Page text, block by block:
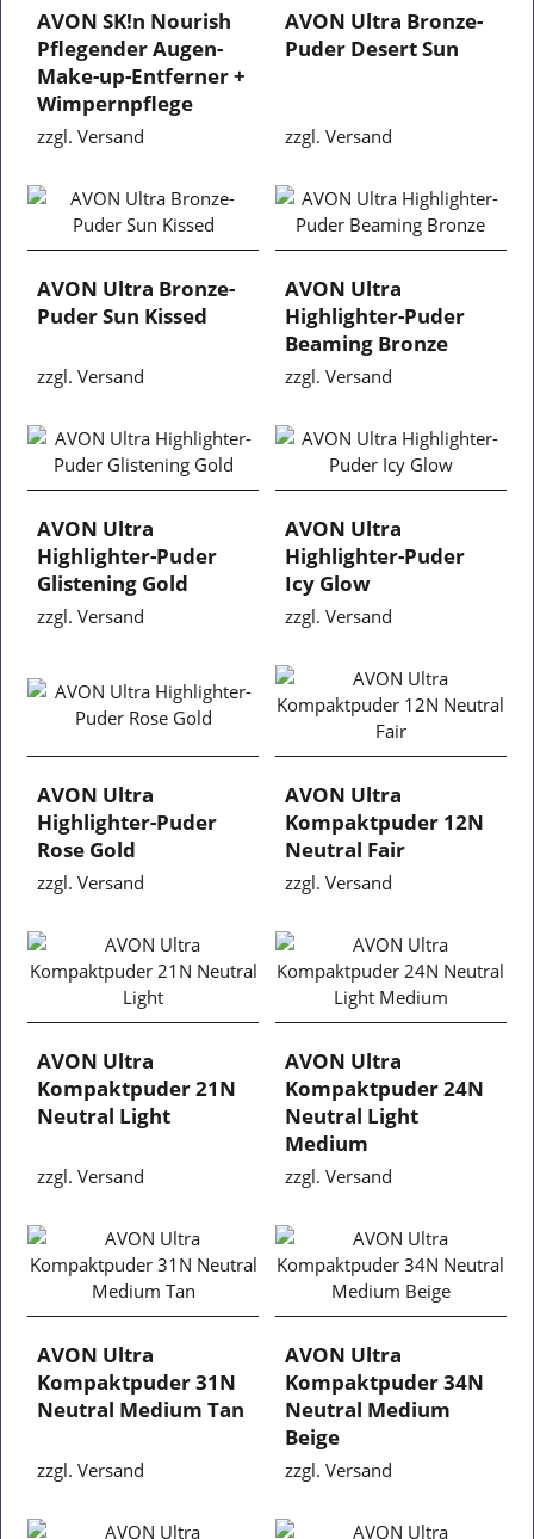
AVON SK!n Nourish
Pflegender Augen-
Make-up-Entferner +
Wimpernpflege
zzgl. Versand
AVON Ultra Bronze-
Puder Desert Sun
zzgl. Versand
AVON Ultra Bronze-
Puder Sun Kissed
zzgl. Versand
AVON Ultra
Highlighter-Puder
Beaming Bronze
zzgl. Versand
AVON Ultra
Highlighter-Puder
Glistening Gold
zzgl. Versand
AVON Ultra
Highlighter-Puder
Icy Glow
zzgl. Versand
AVON Ultra
Highlighter-Puder
Rose Gold
zzgl. Versand
AVON Ultra
Kompaktpuder 12N
Neutral Fair
zzgl. Versand
AVON Ultra
Kompaktpuder 21N
Neutral Light
zzgl. Versand
AVON Ultra
Kompaktpuder 24N
Neutral Light
Medium
zzgl. Versand
AVON Ultra
Kompaktpuder 31N
Neutral Medium Tan
zzgl. Versand
AVON Ultra
Kompaktpuder 34N
Neutral Medium
Beige
zzgl. Versand